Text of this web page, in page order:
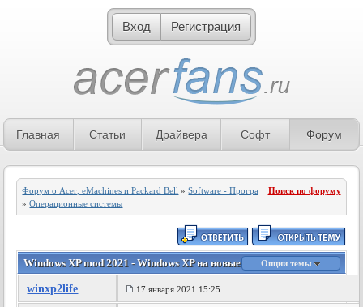
Вход Регистрация
Главная Статьи Драйвера Софт Форум
Форум о Acer, eMachines и Packard Bell »Software - Программное обеспечение
»Операционные системы
Поиск по форуму
Windows XP mod 2021 - Windows XP на новые конфигурации ПК
Опции темы
winxp2life 17 января 2021 15:25